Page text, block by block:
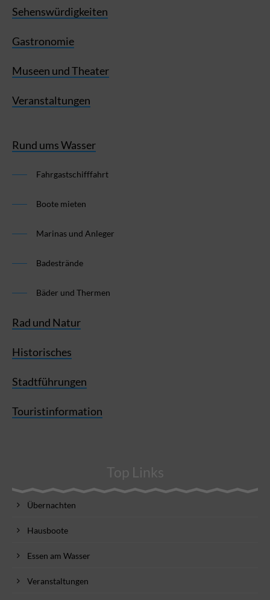
Sehenswürdigkeiten
Gastronomie
Museen und Theater
Veranstaltungen
Rund ums Wasser
Fahrgastschifffahrt
Boote mieten
Marinas und Anleger
Badestrände
Bäder und Thermen
Rad und Natur
Historisches
Stadtführungen
Touristinformation
Top Links
Übernachten
Hausboote
Essen am Wasser
Veranstaltungen